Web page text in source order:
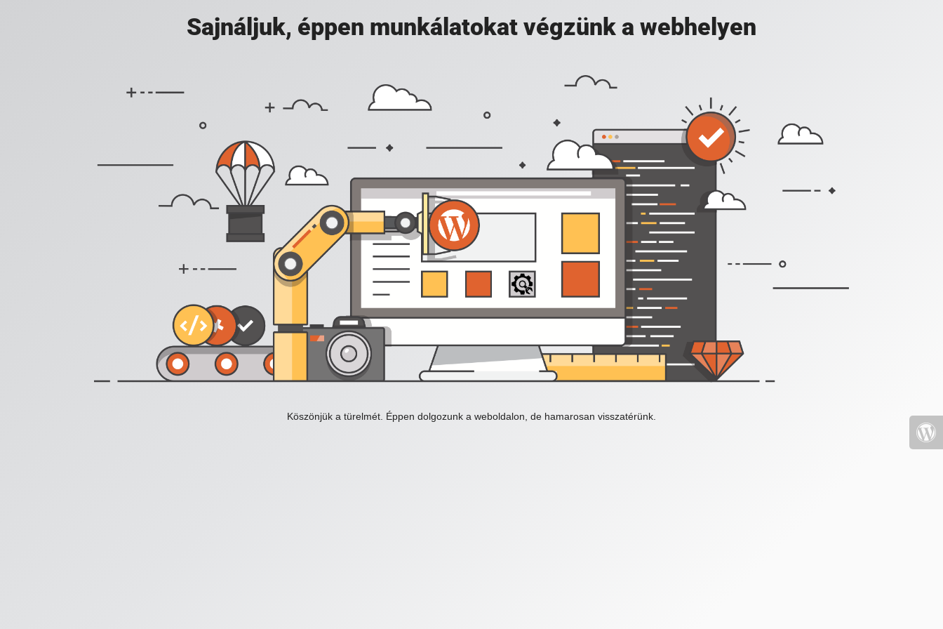
Sajnáljuk, éppen munkálatokat végzünk a webhelyen
Köszönjük a türelmét. Éppen dolgozunk a weboldalon, de hamarosan visszatérünk.